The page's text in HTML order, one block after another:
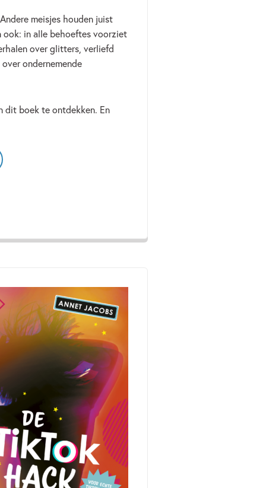
meisjes houden juist
ook: in alle behoeftes voorziet
over glitters, verliefd
ondernemende
dit boek te ontdekken. En